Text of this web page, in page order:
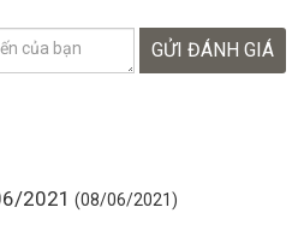
GỬI ĐÁNH GIÁ
2021 (08/06/2021)